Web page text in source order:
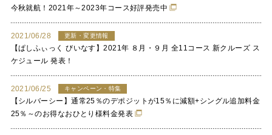
今秋就航！2021年～2023年コース好評発売中
2021/06/28 更新・変更情報
【ぱしふぃっく びいなす】2021年 ８月・９月 全11コース 新クルーズ ス
ケジュール 発表！
2021/06/25 キャンペーン・特集
【シルバーシー】通常25％のデポジットが15％に減額+シングル追加料金
25％～のお得なおひとり様料金発表